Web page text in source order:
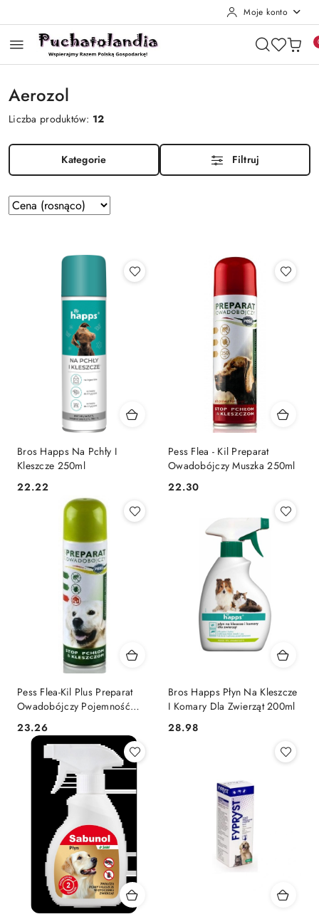
Moje konto
Aerozol
Liczba produktów: 12
Kategorie Filtruj
Zastosowano
sortowanie:
Sortuj
według
Bros Happs Na Pchły I
Kleszcze 250ml
Cena:
22.22
Pess Flea - Kil Preparat
Owadobójczy Muszka 250ml
Cena:
22.30
Pess Flea-Kil Plus Preparat
Owadobójczy Pojemność
Cena:
23.26
Bros Happs Płyn Na Kleszcze
I Komary Dla Zwierząt 200ml
Cena:
28.98